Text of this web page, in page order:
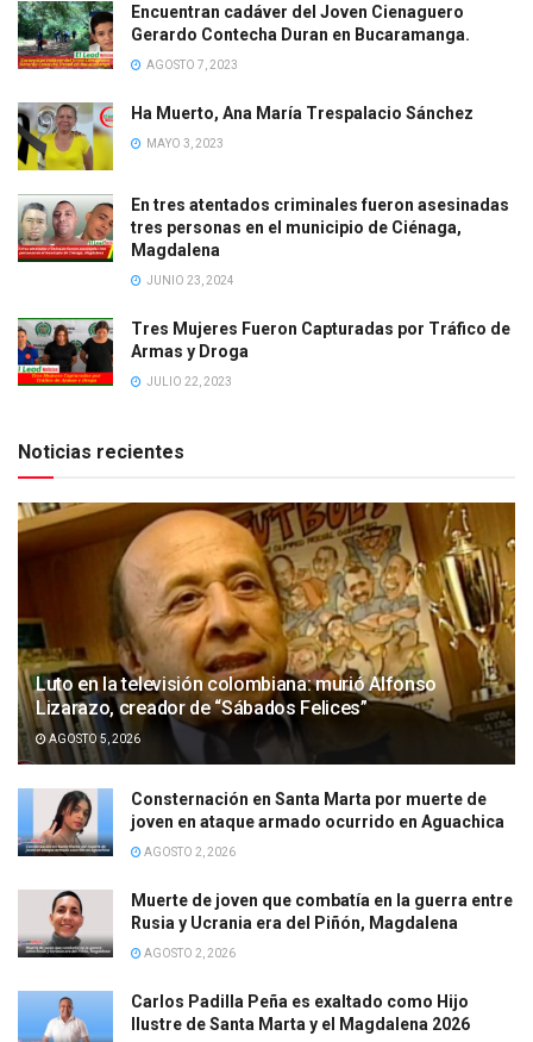
Encuentran cadáver del Joven Cienaguero
Gerardo Contecha Duran en Bucaramanga.
AGOSTO 7, 2023
Ha Muerto, Ana María Trespalacio Sánchez
MAYO 3, 2023
En tres atentados criminales fueron asesinadas
tres personas en el municipio de Ciénaga,
Magdalena
JUNIO 23, 2024
Tres Mujeres Fueron Capturadas por Tráfico de
Armas y Droga
JULIO 22, 2023
Noticias recientes
Luto en la televisión colombiana: murió Alfonso
Lizarazo, creador de “Sábados Felices”
AGOSTO 5, 2026
Consternación en Santa Marta por muerte de
joven en ataque armado ocurrido en Aguachica
AGOSTO 2, 2026
Muerte de joven que combatía en la guerra entre
Rusia y Ucrania era del Piñón, Magdalena
AGOSTO 2, 2026
Carlos Padilla Peña es exaltado como Hijo
Ilustre de Santa Marta y el Magdalena 2026